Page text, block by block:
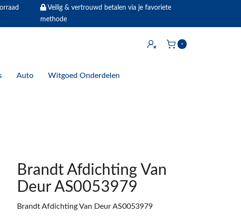
Veilig & vertrouwd betalen via je favoriete
methode
Inloggen -
Auto Witgoed Onderdelen
Brandt Afdichting Van
Deur AS0053979
Brandt Afdichting Van Deur AS0053979